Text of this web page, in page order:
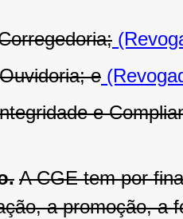
e
e
A CGE tem por
a promoção, a